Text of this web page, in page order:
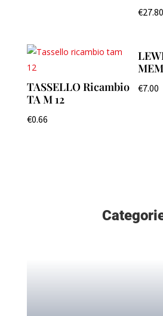
€27.80
TASSELLO Ricambio
TA M 12
€0.66
€7.00